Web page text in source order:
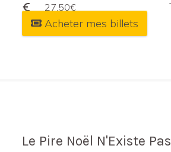
27,50€
Acheter mes billets
Le Pire Noël N'Existe